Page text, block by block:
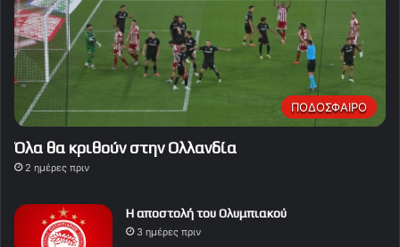
ΠΟΔΟΣΦΑΙΡΟ
Όλα θα κριθούν στην Ολλανδία
2 ημέρες πριν
Η αποστολή του Ολυμπιακού
3 ημέρες πριν